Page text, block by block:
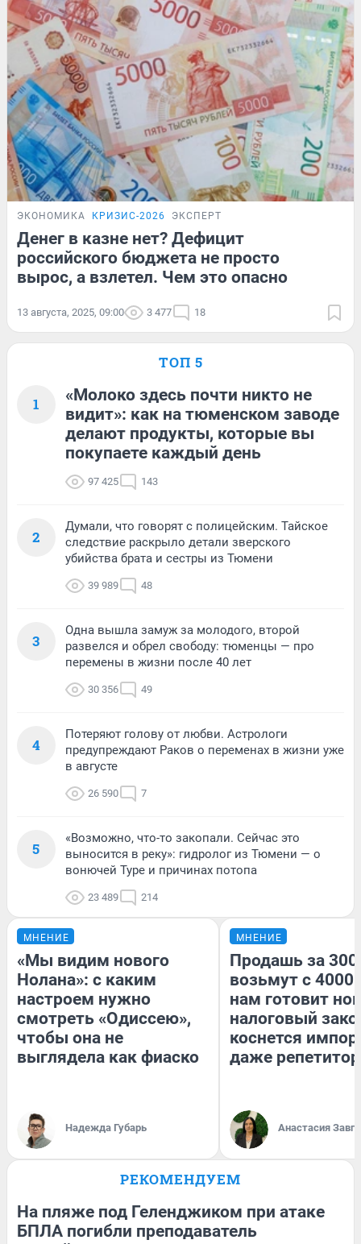
ЭКОНОМИКА КРИЗИС-2026 ЭКСПЕРТ
Денег в казне нет? Дефицит
российского бюджета не просто
вырос, а взлетел. Чем это опасно
13 августа, 2025, 09:00 3 477 18
ТОП 5
1
«Молоко здесь почти никто не
видит»: как на тюменском заводе
делают продукты, которые вы
покупаете каждый день
97 425 143
2
Думали, что говорят с полицейским. Тайское
следствие раскрыло детали зверского
убийства брата и сестры из Тюмени
39 989 48
3
Одна вышла замуж за молодого, второй
развелся и обрел свободу: тюменцы — про
перемены в жизни после 40 лет
30 356 49
4
Потеряют голову от любви. Астрологи
предупреждают Раков о переменах в жизни уже
в августе
26 590 7
5
«Возможно, что-то закопали. Сейчас это
выносится в реку»: гидролог из Тюмени — о
вонючей Туре и причинах потопа
23 489 214
МНЕНИЕ
«Мы видим нового
Нолана»: с каким
настроем нужно
смотреть «Одиссею»,
чтобы она не
выглядела как фиаско
Надежда Губарь
МНЕНИЕ
Продашь за
возьмут с
нам готовит
налоговый
коснется
даже
Анастасия
РЕКОМЕНДУЕМ
На пляже под Геленджиком при атаке
БПЛА погибли преподаватель